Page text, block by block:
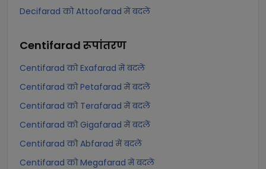
Decifarad को Attoofarad में बदलें
Centifarad रूपांतरण
Centifarad को Exafarad में बदलें
Centifarad को Petafarad में बदलें
Centifarad को Terafarad में बदलें
Centifarad को Gigafarad में बदलें
Centifarad को Abfarad में बदलें
Centifarad को Megafarad में बदलें